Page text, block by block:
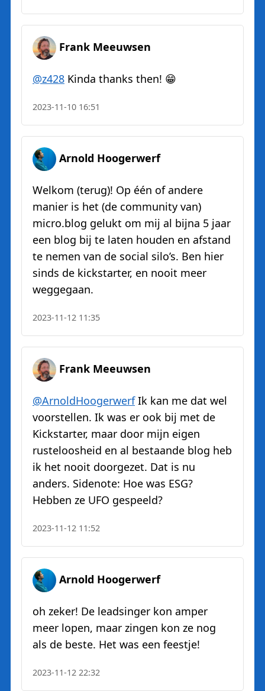
Frank Meeuwsen
@z428 Kinda thanks then! 😁
2023-11-10 16:51
Arnold Hoogerwerf
Welkom (terug)! Op één of andere
manier is het (de community van)
micro.blog gelukt om mij al bijna 5 jaar
een blog bij te laten houden en afstand
te nemen van de social silo’s. Ben hier
sinds de kickstarter, en nooit meer
weggegaan.
2023-11-12 11:35
Frank Meeuwsen
@ArnoldHoogerwerfIk kan me dat wel
voorstellen. Ik was er ook bij met de
Kickstarter, maar door mijn eigen
rusteloosheid en al bestaande blog heb
ik het nooit doorgezet. Dat is nu
anders. Sidenote: Hoe was ESG?
Hebben ze UFO gespeeld?
2023-11-12 11:52
Arnold Hoogerwerf
oh zeker! De leadsinger kon amper
meer lopen, maar zingen kon ze nog
als de beste. Het was een feestje!
2023-11-12 22:32